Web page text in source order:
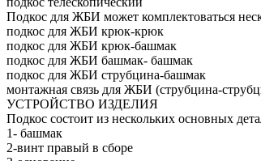
Подкос для ЖБИ может комплектоваться
подкос для ЖБИ крюк-крюк
подкос для ЖБИ крюк-башмак
подкос для ЖБИ башмак- башмак
подкос для ЖБИ струбцина-башмак
монтажная связь для ЖБИ (струбцина-
УСТРОЙСТВО ИЗДЕЛИЯ
Подкос состоит из нескольких основных
1- башмак
2-винт правый в сборе